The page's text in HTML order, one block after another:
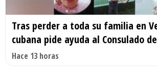
Tras perder a toda su familia en
cubana pide ayuda al Consulado
Hace 13 horas